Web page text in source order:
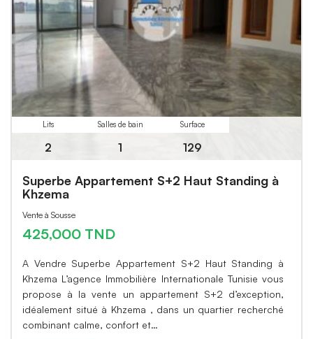
Lits
2
Salles de bain
1
Surface
129
Superbe Appartement S+2 Haut Standing à
Khzema
Vente à Sousse
425,000 TND
A Vendre Superbe Appartement S+2 Haut Standing à
Khzema L’agence Immobilière Internationale Tunisie vous
propose à la vente un appartement S+2 d’exception,
idéalement situé à Khzema , dans un quartier recherché
combinant calme, confort et…